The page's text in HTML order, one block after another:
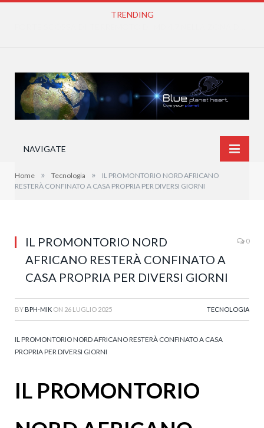
TRENDING
NAVIGATE
Home » Tecnologia »
IL PROMONTORIO NORD AFRICANO
RESTERÀ CONFINATO A CASA PROPRIA PER DIVERSI GIORNI
IL PROMONTORIO NORD
AFRICANO RESTERÀ CONFINATO A
CASA PROPRIA PER DIVERSI GIORNI
0
BY BPH-MIK ON 26 LUGLIO 2025 TECNOLOGIA
IL PROMONTORIO NORD AFRICANO RESTERÀ CONFINATO A CASA
PROPRIA PER DIVERSI GIORNI
IL PROMONTORIO